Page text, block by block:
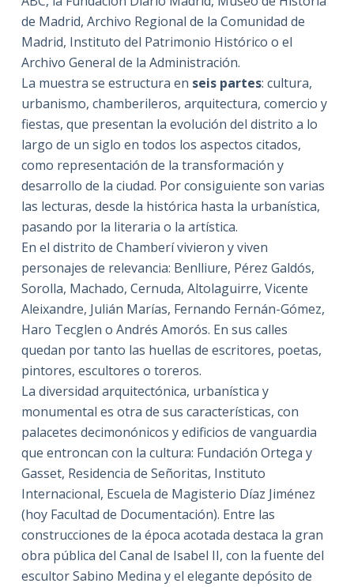
de Madrid, Archivo Regional de la Comunidad de
Madrid, Instituto del Patrimonio Histórico o el
Archivo General de la Administración.
La muestra se estructura en seis partes: cultura,
urbanismo, chamberileros, arquitectura, comercio y
fiestas, que presentan la evolución del distrito a lo
largo de un siglo en todos los aspectos citados,
como representación de la transformación y
desarrollo de la ciudad. Por consiguiente son varias
las lecturas, desde la histórica hasta la urbanística,
pasando por la literaria o la artística.
En el distrito de Chamberí vivieron y viven
personajes de relevancia: Benlliure, Pérez Galdós,
Sorolla, Machado, Cernuda, Altolaguirre, Vicente
Aleixandre, Julián Marías, Fernando Fernán-Gómez,
Haro Tecglen o Andrés Amorós. En sus calles
quedan por tanto las huellas de escritores, poetas,
pintores, escultores o toreros.
La diversidad arquitectónica, urbanística y
monumental es otra de sus características, con
palacetes decimonónicos y edificios de vanguardia
que entroncan con la cultura: Fundación Ortega y
Gasset, Residencia de Señoritas, Instituto
Internacional, Escuela de Magisterio Díaz Jiménez
(hoy Facultad de Documentación). Entre las
construcciones de la época acotada destaca la gran
obra pública del Canal de Isabel II, con la fuente del
escultor Sabino Medina y el elegante depósito de